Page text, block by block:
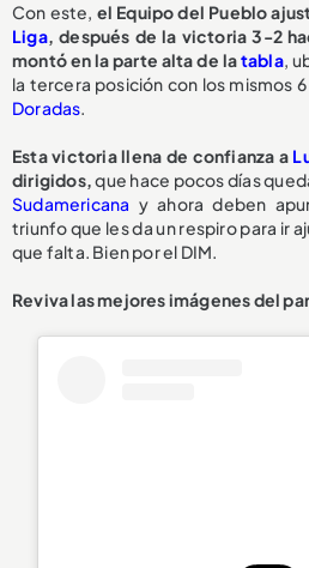
Con este, el Equipo del Pueblo
Liga, después de la victoria 3-2
montó en la parte alta de latabla,
la tercera posición con los mismos
Doradas.
Esta victoria llena de confianza a
dirigidos,que hace pocos días
Sudamericana y ahora deben
triunfo que les da un respiro para ir
que falta. Bien por el DIM.
Reviva las mejores imágenes del